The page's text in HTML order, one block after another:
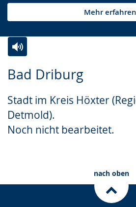
Mehr erfahren
Bad Driburg
Stadt im Kreis Höxter
Detmold).
Noch nicht bearbeitet.
Leichten
wechseln.
Audio-
Video
Deutscher
Gebärdensprache
wird
nach oben